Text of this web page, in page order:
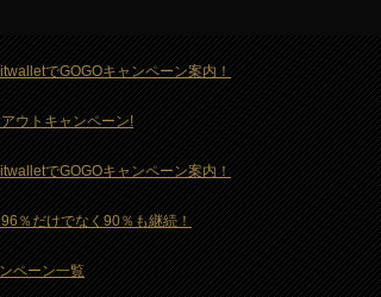
でGOGOキャンペーン案内！
ウトキャンペーン!
でGOGOキャンペーン案内！
％だけでなく90％も継続！
ペーン一覧